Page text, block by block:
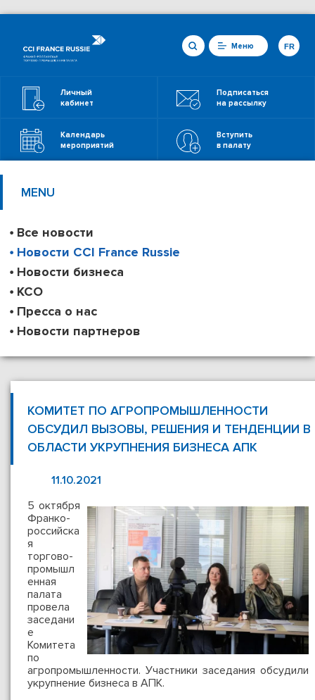
Меню
Личный
кабинет
Подписаться
на рассылку
Календарь
мероприятий
Вступить
в палату
FR
MENU
Все новости
Новости CCI France Russie
Новости бизнеса
КСО
Пресса о нас
Новости партнеров
КОМИТЕТ ПО АГРОПРОМЫШЛЕННОСТИ
ОБСУДИЛ ВЫЗОВЫ, РЕШЕНИЯ И ТЕНДЕНЦИИ В
ОБЛАСТИ УКРУПНЕНИЯ БИЗНЕСА АПК
11.10.2021
5 октября
Франко-
российска
я
торгово-
промышл
енная
палата
провела
заседани
е
Комитета
по
агропромышленности. Участники заседания обсудили
укрупнение бизнеса в АПК.